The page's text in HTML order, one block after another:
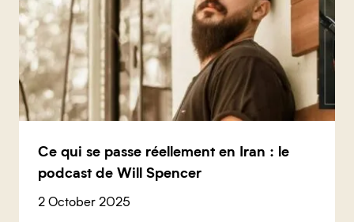
Ce qui se passe réellement en Iran : le
podcast de Will Spencer
2 October 2025